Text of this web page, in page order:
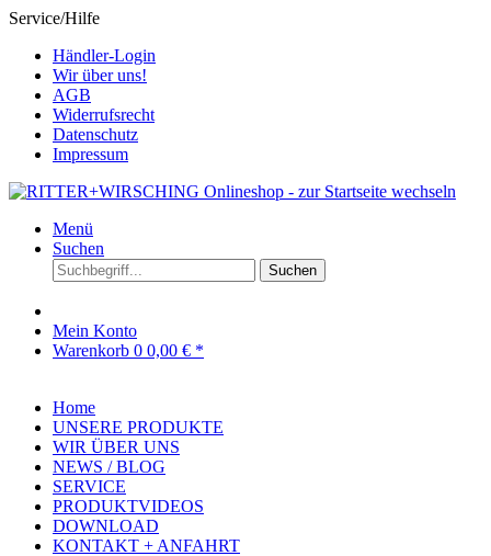
Service/Hilfe
Händler-Login
Wir über uns!
AGB
Widerrufsrecht
Datenschutz
Impressum
Menü
Suchen
Suchen
Mein Konto
Warenkorb 0 0,00 € *
Home
UNSERE PRODUKTE
WIR ÜBER UNS
NEWS / BLOG
SERVICE
PRODUKTVIDEOS
DOWNLOAD
KONTAKT + ANFAHRT